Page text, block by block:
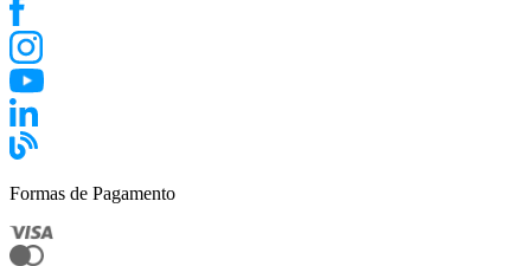
Formas de Pagamento